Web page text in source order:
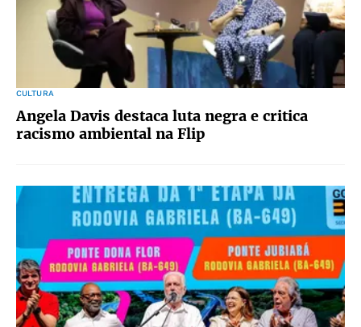
CULTURA
Angela Davis destaca luta negra e critica
racismo ambiental na Flip